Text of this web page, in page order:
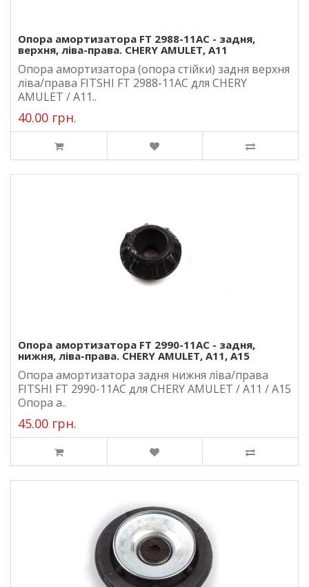
Опора амортизатора FT 2988-11AC - задня,
верхня, ліва-права. CHERY AMULET, A11
Опора амортизатора (опора стійки) задня верхня
ліва/права FITSHI FT 2988-11AC для CHERY
AMULET / A11..
40.00 грн.
Опора амортизатора FT 2990-11AC - задня,
нижня, ліва-права. CHERY AMULET, A11, A15
Опора амортизатора задня нижня ліва/права
FITSHI FT 2990-11AC для CHERY AMULET / A11 / A15
Опора а..
45.00 грн.